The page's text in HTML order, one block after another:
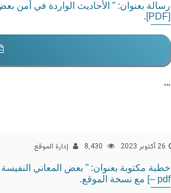
رسالة بعنوان: ” الأحاديث الواردة في أمن
[PDF].
…
– pdf] مع نسخة الموقع.
26 أكتوبر 2023 إدارة الموقع